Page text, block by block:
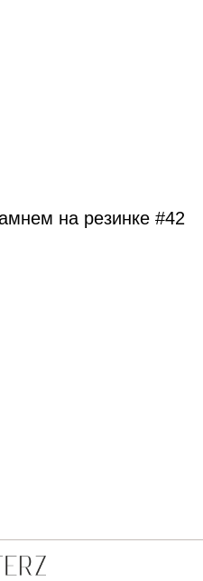
на резинке #42